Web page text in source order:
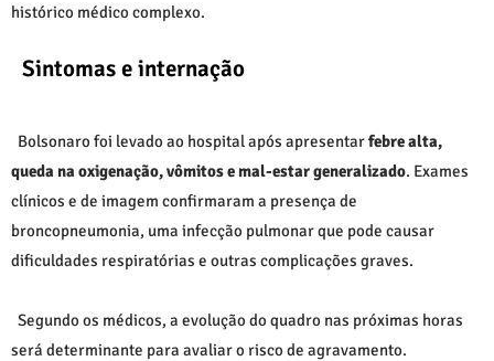
histórico médico complexo.
Sintomas e internação
Bolsonaro foi levado ao hospital após apresentarfebre alta,
queda na oxigenação, vômitos e mal-estar generalizado. Exames
clínicos e de imagem confirmaram a presença de
broncopneumonia, uma infecção pulmonar que pode causar
dificuldades respiratórias e outras complicações graves.
Segundo os médicos, a evolução do quadro nas próximas horas
será determinante para avaliar o risco de agravamento.